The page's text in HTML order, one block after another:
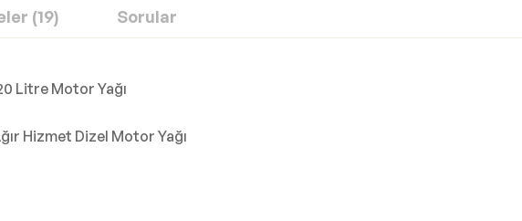
(19) Sorular
Litre Motor Yağı
Hizmet Dizel Motor Yağı